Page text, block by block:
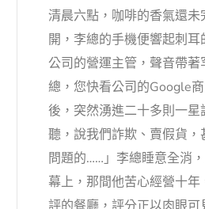
清晨六點，咖啡的香氣還未
開，李總的手機便響起刺
公司的營運主管，聲音帶著
總，您快看公司的Google
後，突然湧進二十多則一
聽，說我們詐欺、賣假貨，
問題的……」李總睡意全消
幕上，那間他苦心經營十